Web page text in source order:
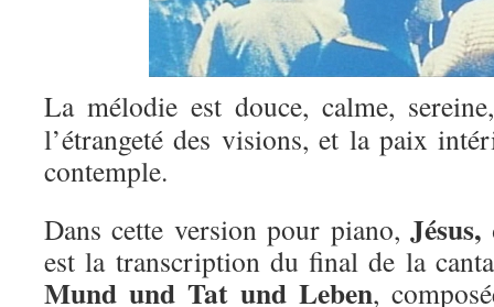
La mélodie est douce, calme,
l’étrangeté des visions, et la paix
contemple.
Dans cette version pour piano,
est la transcription du final de la
Mund und Tat und Leben,